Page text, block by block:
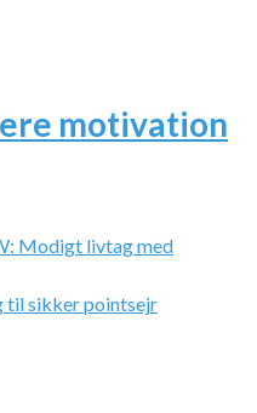
motivation
Modigt livtag med
til sikker pointsejr